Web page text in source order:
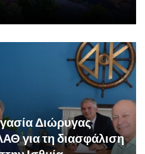
Διώρυγας
για τη διασφάλιση